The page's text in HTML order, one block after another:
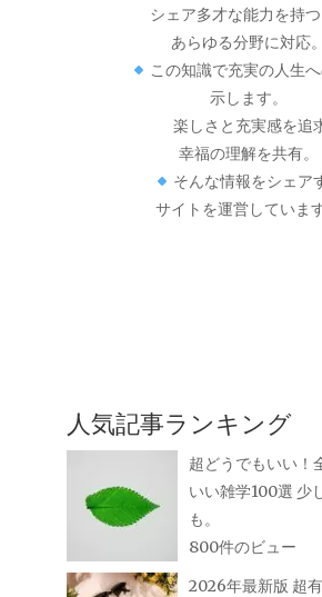
シェア多才な能力を持
あらゆる分野に対応。
この知識で充実の人生
示します。
楽しさと充実感を追
幸福の理解を共有。
そんな情報をシェア
サイトを運営しています
人気記事ランキング
超どうでもいい！
いい雑学100選 少
も。
800件のビュー
2026年最新版 超